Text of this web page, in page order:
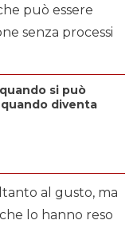
può essere
senza processi
si può
diventa
al gusto, ma
lo hanno reso